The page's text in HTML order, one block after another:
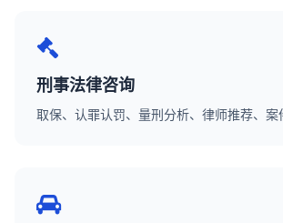
刑事法律咨询
取保、认罪认罚、量刑分析、律师推荐、案